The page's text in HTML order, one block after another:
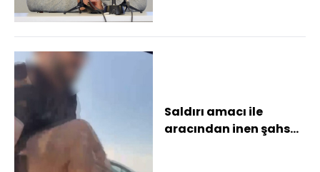
Saldırı amacı ile
aracından inen şahsa